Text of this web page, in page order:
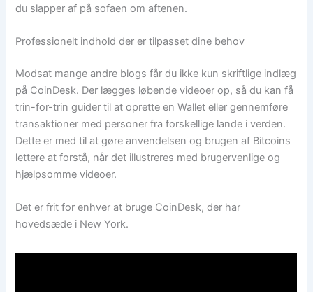
du slapper af på sofaen om aftenen.
Professionelt indhold der er tilpasset dine behov
Modsat mange andre blogs får du ikke kun skriftlige indlæg
på CoinDesk. Der lægges løbende videoer op, så du kan få
trin-for-trin guider til at oprette en Wallet eller gennemføre
transaktioner med personer fra forskellige lande i verden.
Dette er med til at gøre anvendelsen og brugen af Bitcoins
lettere at forstå, når det illustreres med brugervenlige og
hjælpsomme videoer.
Det er frit for enhver at bruge CoinDesk, der har
hovedsæde i New York.